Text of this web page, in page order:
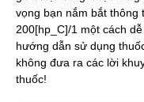
vọng bạn nắm bắt thông
200[hp_C]/1 một cách
hướng dẫn sử dụng
không đưa ra các lời
thuốc!